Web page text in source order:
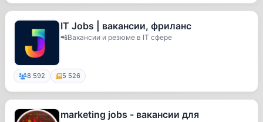
IT Jobs | вакансии, фриланс
📲Вакансии и резюме в IT сфере
8 592 5 526
marketing jobs - вакансии для